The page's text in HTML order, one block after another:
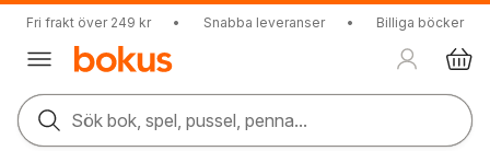
Fri frakt över 249 kr • Snabba leveranser • Billiga böcker
Sök bok, spel, pussel, penna...